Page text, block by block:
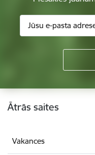
Kājene
Ātrās saites
Vakances